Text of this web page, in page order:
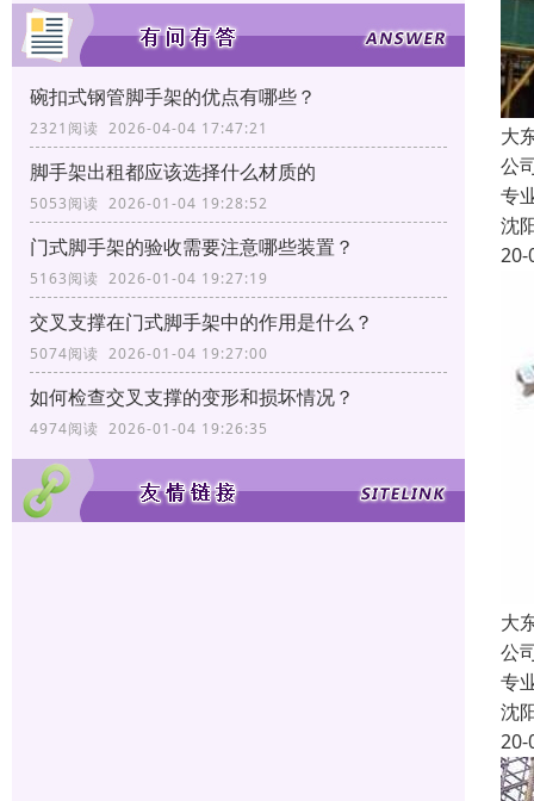
碗扣式钢管脚手架的优点有哪些？
2321阅读 2026-04-04 17:47:21
脚手架出租都应该选择什么材质的
5053阅读 2026-01-04 19:28:52
门式脚手架的验收需要注意哪些装置？
5163阅读 2026-01-04 19:27:19
交叉支撑在门式脚手架中的作用是什么？
5074阅读 2026-01-04 19:27:00
如何检查交叉支撑的变形和损坏情况？
4974阅读 2026-01-04 19:26:35
大
公
专
沈
20-
大
公
专
沈
20-